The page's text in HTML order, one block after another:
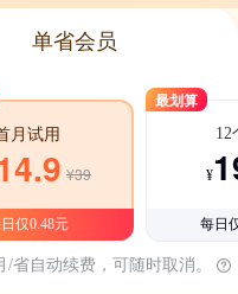
单省会员
月试用
¥39
仅0.48元
最划算
12
¥
每日
/省自动续费，可随时取消。